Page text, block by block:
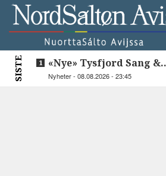
SISTE
«Nye» Tysfjord Sang &
Sement hyllet sin avdøde
Nyheter - 08.08.2026 - 23:45